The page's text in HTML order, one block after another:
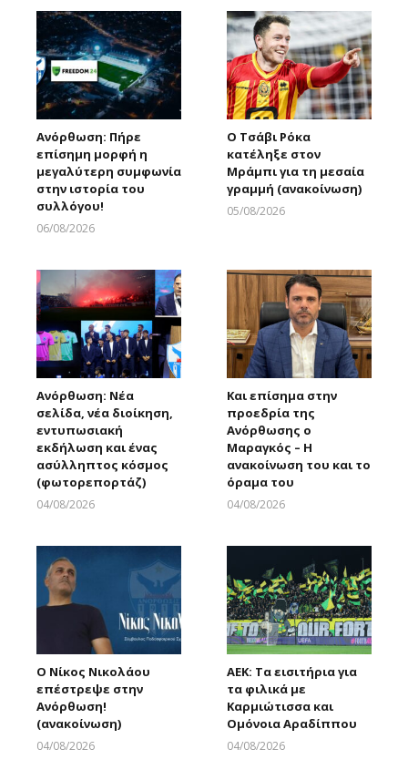
Ανόρθωση: Πήρε
επίσημη μορφή η
μεγαλύτερη συμφωνία
στην ιστορία του
συλλόγου!
06/08/2026
Ο Τσάβι Ρόκα
κατέληξε στον
Μράμπι για τη μεσαία
γραμμή (ανακοίνωση)
05/08/2026
Ανόρθωση: Νέα
σελίδα, νέα διοίκηση,
εντυπωσιακή
εκδήλωση και ένας
ασύλληπτος κόσμος
(φωτορεπορτάζ)
04/08/2026
Και επίσημα στην
προεδρία της
Ανόρθωσης ο
Μαραγκός – Η
ανακοίνωση του και το
όραμα του
04/08/2026
Ο Νίκος Νικολάου
επέστρεψε στην
Ανόρθωση!
(ανακοίνωση)
04/08/2026
ΑΕΚ: Τα εισιτήρια για
τα φιλικά με
Καρμιώτισσα και
Ομόνοια Αραδίππου
04/08/2026